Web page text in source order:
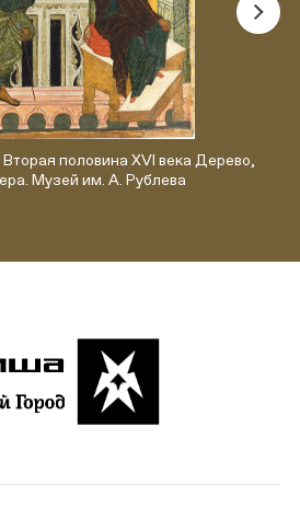
половина XVI века Дерево,
Музей им. А. Рублева